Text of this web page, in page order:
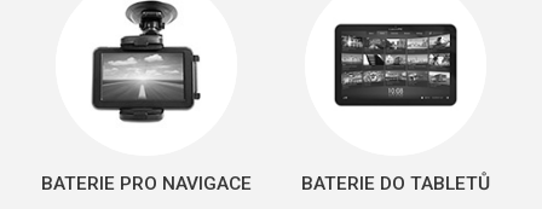
BATERIE PRO NAVIGACE BATERIE DO TABLETŮ